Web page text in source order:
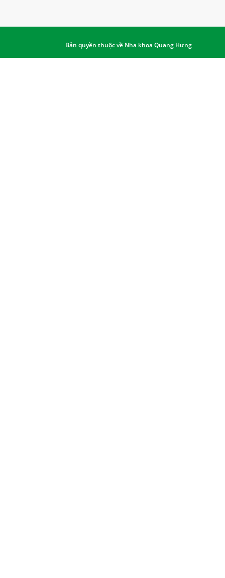
Bản quyền thuộc về Nha khoa Quang Hưng